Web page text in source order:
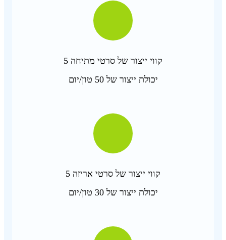
5 קווי ייצור של סרטי מתיחה
יכולת ייצור של 50 טון/יום
5 קווי ייצור של סרטי אריזה
יכולת ייצור של 30 טון/יום